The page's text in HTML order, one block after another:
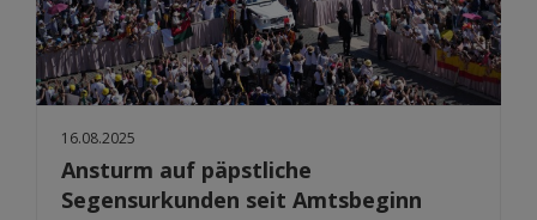
16.08.2025
Ansturm auf päpstliche
Segensurkunden seit Amtsbeginn